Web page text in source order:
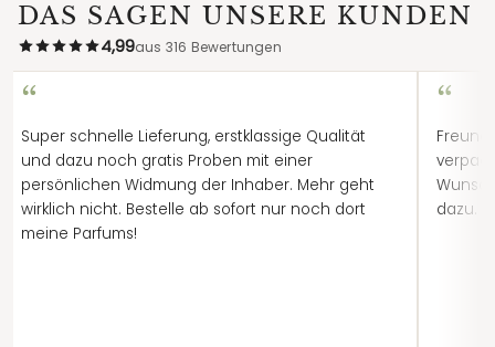
DAS SAGEN UNSERE KUNDEN
4,99aus 316 Bewertungen
“
Super schnelle Lieferung, erstklassige Qualität
und dazu noch gratis Proben mit einer
persönlichen Widmung der Inhaber. Mehr geht
wirklich nicht. Bestelle ab sofort nur noch dort
meine Parfums!
“
dazu.